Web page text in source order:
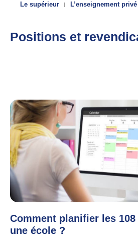
Le supérieur
L’enseignement privé
Positions et
Comment planifier les
une école ?